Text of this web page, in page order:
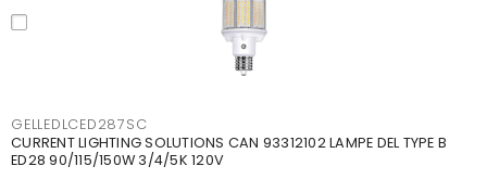
GELLEDLCED287SC
CURRENT LIGHTING SOLUTIONS CAN 93312102 LAMPE DEL TYPE B
ED28 90/115/150W 3/4/5K 120V